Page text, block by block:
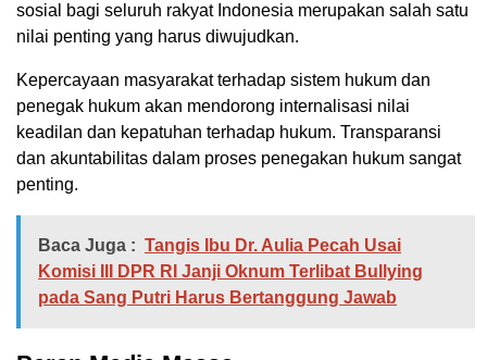
sosial bagi seluruh rakyat Indonesia merupakan salah satu
nilai penting yang harus diwujudkan.
Kepercayaan masyarakat terhadap sistem hukum dan
penegak hukum akan mendorong internalisasi nilai
keadilan dan kepatuhan terhadap hukum. Transparansi
dan akuntabilitas dalam proses penegakan hukum sangat
penting.
Baca Juga : Tangis Ibu Dr. Aulia Pecah Usai
Komisi III DPR RI Janji Oknum Terlibat Bullying
pada Sang Putri Harus Bertanggung Jawab